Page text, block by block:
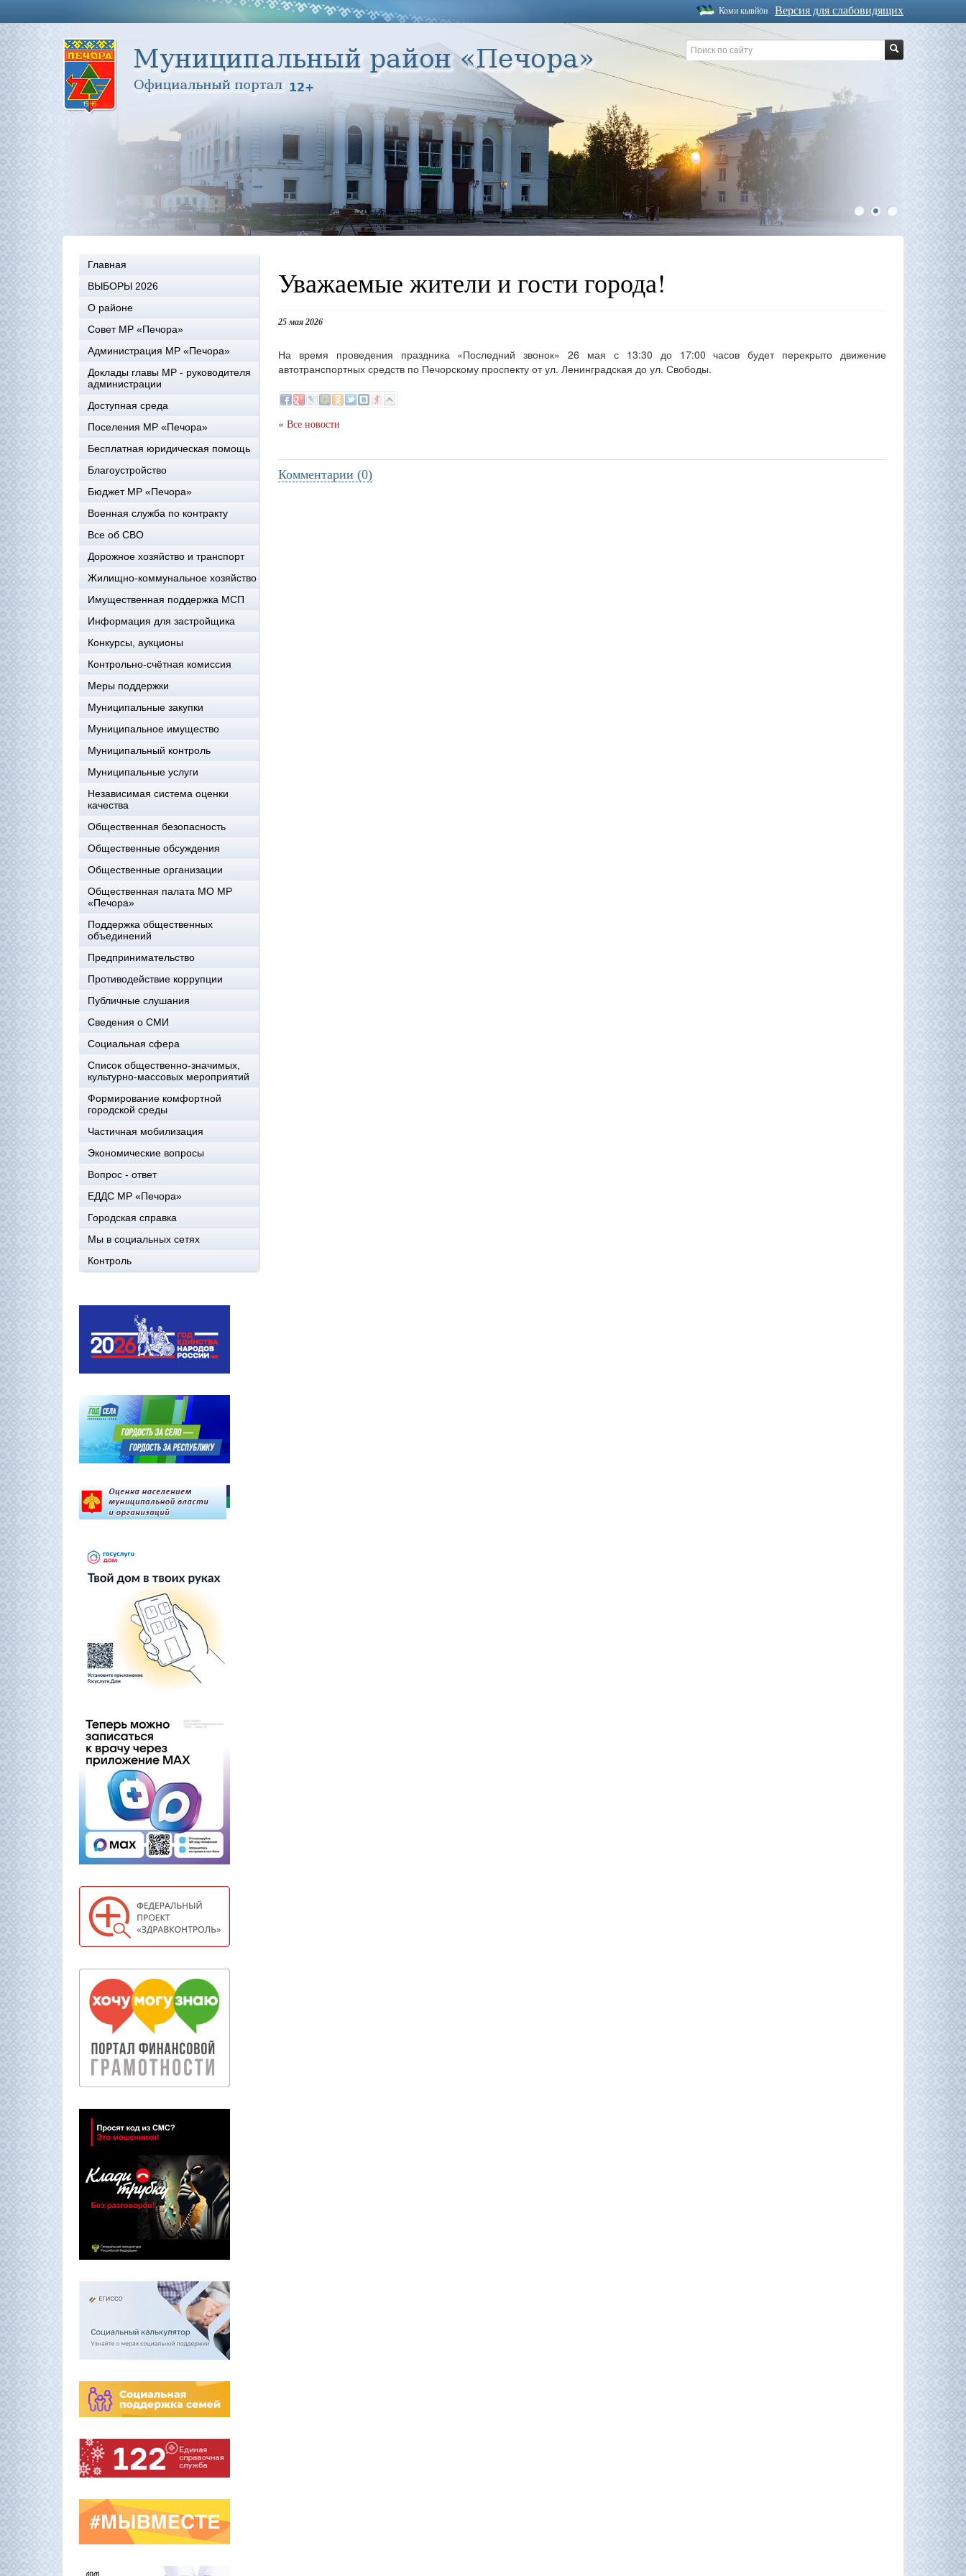
Версия для слабовидящих
Коми кывйöн
1 2 3
Главная
ВЫБОРЫ 2026
О районе
Совет МР «Печора»
Администрация МР «Печора»
Доклады главы МР - руководителя
администрации
Доступная среда
Поселения МР «Печора»
Бесплатная юридическая помощь
Благоустройство
Бюджет МР «Печора»
Военная служба по контракту
Все об СВО
Дорожное хозяйство и транспорт
Жилищно-коммунальное хозяйство
Имущественная поддержка МСП
Информация для застройщика
Конкурсы, аукционы
Контрольно-счётная комиссия
Меры поддержки
Муниципальные закупки
Муниципальное имущество
Муниципальный контроль
Муниципальные услуги
Независимая система оценки
качества
Общественная безопасность
Общественные обсуждения
Общественные организации
Общественная палата МО МР
«Печора»
Поддержка общественных
объединений
Предпринимательство
Противодействие коррупции
Публичные слушания
Сведения о СМИ
Социальная сфера
Список общественно-значимых,
культурно-массовых мероприятий
Формирование комфортной
городской среды
Частичная мобилизация
Экономические вопросы
Вопрос - ответ
ЕДДС МР «Печора»
Городская справка
Мы в социальных сетях
Контроль
Уважаемые жители и гости города!
25 мая 2026
На время проведения праздника «Последний звонок» 26 мая с 13:30 до 17:00 часов будет перекрыто движение
автотранспортных средств по Печорскому проспекту от ул. Ленинградская до ул. Свободы.
« Все новости
Комментарии (0)